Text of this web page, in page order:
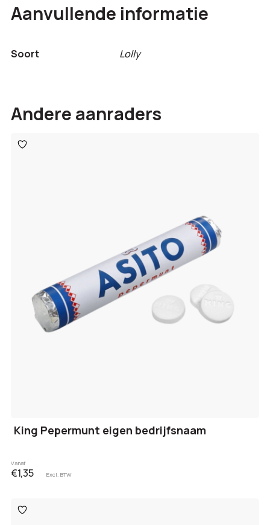
Aanvullende informatie
Soort Lolly
Andere aanraders
Toevoegen
aan
King Pepermunt eigen bedrijfsnaam
Vanaf
€1,35 Excl. BTW
Toevoegen
aan